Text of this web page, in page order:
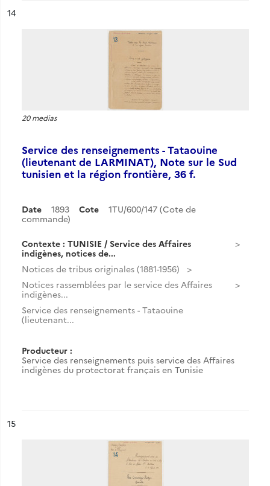
n°
14
20 medias
Service des renseignements - Tataouine
(lieutenant de LARMINAT), Note sur le Sud
tunisien et la région frontière, 36 f.
Date 1893 Cote
1TU/600/147 (Cote de
commande)
Contexte : TUNISIE / Service des Affaires
indigènes, notices de...
Notices de tribus originales (1881-1956)
Notices rassemblées par le service des Affaires
indigènes...
Service des renseignements - Tataouine
(lieutenant...
Producteur :
Service des renseignements puis service des Affaires
indigènes du protectorat français en Tunisie
n°
15